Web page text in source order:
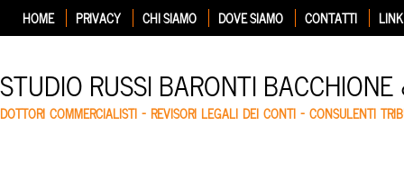
HOME PRIVACY CHI SIAMO DOVE SIAMO CONTATTI LINK
STUDIO RUSSI BARONTI
DOTTORI COMMERCIALISTI – REVISORI LEGALI DEI CONTI – CONSULENTI